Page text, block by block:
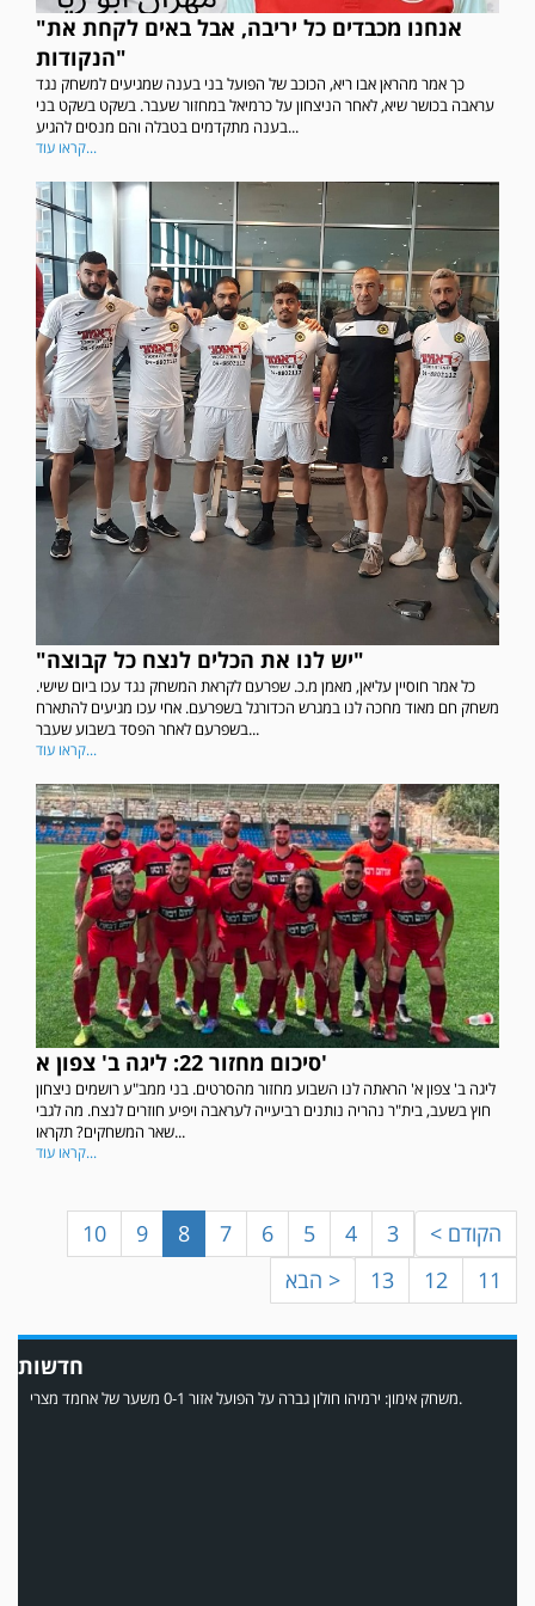
"אנחנו מכבדים כל יריבה, אבל באים לקחת את
הנקודות"
כך אמר מהראן אבו ריא, הכוכב של הפועל בני בענה שמגיעים למשחק נגד
עראבה בכושר שיא, לאחר הניצחון על כרמיאל במחזור שעבר. בשקט בשקט בני
בענה מתקדמים בטבלה והם מנסים להגיע...
קראו עוד...
"יש לנו את הכלים לנצח כל קבוצה"
כל אמר חוסיין עליאן, מאמן מ.כ. שפרעם לקראת המשחק נגד עכו ביום שישי.
משחק חם מאוד מחכה לנו במגרש הכדורגל בשפרעם. אחי עכו מגיעים להתארח
בשפרעם לאחר הפסד בשבוע שעבר...
קראו עוד...
סיכום מחזור 22: ליגה ב' צפון א'
ליגה ב' צפון א' הראתה לנו השבוע מחזור מהסרטים. בני ממב"ע רושמים ניצחון
חוץ בשעב, בית"ר נהריה נותנים רביעייה לעראבה ויפיע חוזרים לנצח. מה לגבי
שאר המשחקים? תקראו...
קראו עוד...
< הקודם 3
4
5
6
7
8
9
10
11
12
13 הבא >
חדשות
משחק אימון: ירמיהו חולון גברה על הפועל אזור 0-1 משער של אחמד מצרי.